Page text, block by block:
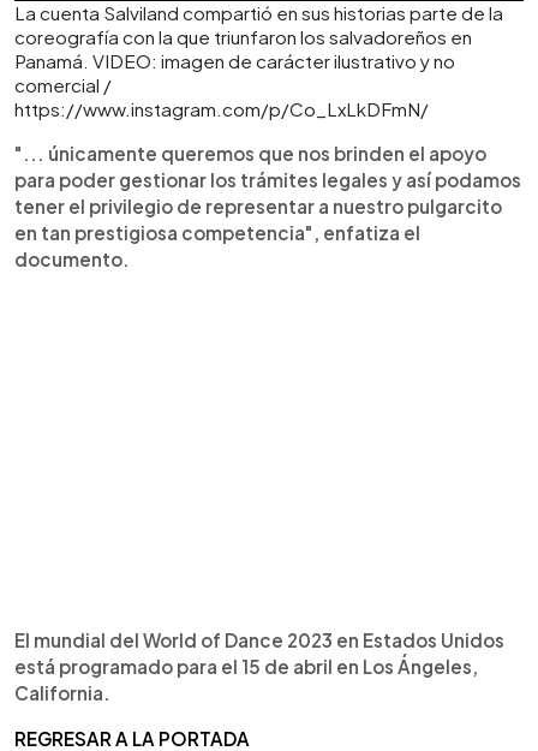
La cuenta Salviland compartió en sus historias parte de la
coreografía con la que triunfaron los salvadoreños en
Panamá. VIDEO: imagen de carácter ilustrativo y no
comercial /
https://www.instagram.com/p/Co_LxLkDFmN/
"... únicamente queremos que nos brinden el apoyo
para poder gestionar los trámites legales y así podamos
tener el privilegio de representar a nuestro pulgarcito
en tan prestigiosa competencia", enfatiza el
documento.
El mundial del World of Dance 2023 en Estados Unidos
está programado para el 15 de abril en Los Ángeles,
California.
REGRESAR A LA PORTADA